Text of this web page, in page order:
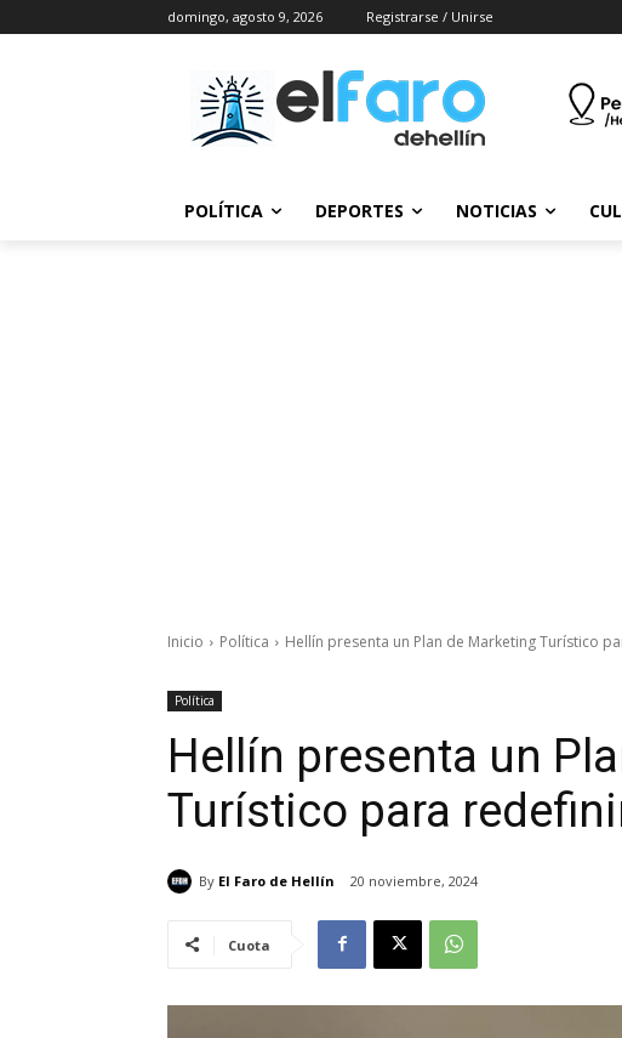
domingo, agosto 9, 2026 Registrarse / Unirse
POLÍTICA DEPORTES NOTICIAS
Inicio Política Hellín presenta un Plan de Marketing Turístico
Política
Hellín presenta un
Turístico para
By El Faro de Hellín 20 noviembre, 2024
Cuota